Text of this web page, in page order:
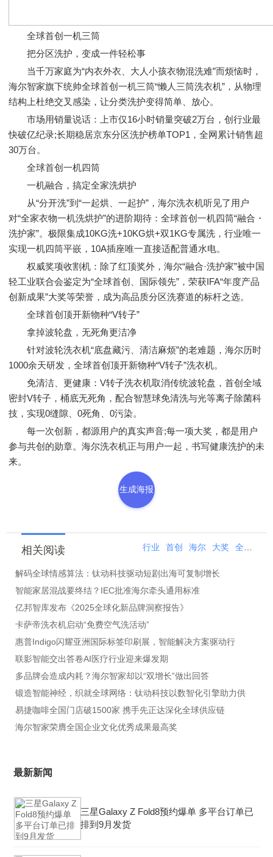
全球首创一机三筒
把分区洗护，变成一件轻松事
当千万家庭为“内衣外衣、大人小孩衣物混洗难”而烦恼时，
海尔智家旗下统帅全球首创一机三筒“懒人三筒洗衣机”，从物理
结构上杜绝交叉感染，让分类洗护变得简单、放心。
市场用销量说话：上市仅16小时销量突破2万台，创行业最
快破亿纪录;长期稳居京东分区洗护榜单TOP1，全网累计销售超
30万台。
全球首创一机四筒
一机融合，搞定全家洗烘护
从“分开洗”到“一起烘、一起护”，海尔洗衣机听见了用户
对“全家衣物一机洗烘护”的进阶期待：全球首创一机四筒“融合・
洗护家”。极限集成10KG洗+10KG烘+双1KG专属洗，行业唯一
实现一机四筒平嵌，10A插座唯一直接适配普通水电。
权威奖项收割机：除了红顶奖外，海尔“融合·洗护家”被中国
轻工业联合会鉴定为“全球首创、国际领先”，荣获IFA“年度产品
创新成果”大奖等荣誉，成为高品质分区洗赛道的标杆之选。
全球首创顶开新物种“V转子”
拿掉波轮盘，无死角更洁净
针对波轮洗衣机“底盘藏污、清洁麻烦”的老难题，海尔历时
1000余天研发，全球首创顶开新物种“V转子”洗衣机。
免清洁、更健康：V转子洗衣机取消传统波轮盘，首创全域
密封V转子，桶底无死角，配合智慧球免清洗与光等离子除菌科
技，实现0缝隙、0死角、0污染。
每一次创新，都源用户的真实声音;每一项大奖，都是用户
参与共创的勋章。海尔洗衣机正与用户一起，书写健康洗护的未
来。
生成海报
相关阅读 行业 首创 海尔 大奖 全球
解码全球情感算法：钛动科技驱动短剧出海可复制增长
智能家居混战要终结？IEC批准海尔牵头通用标准
亿邦智库发布《2025全球化新品牌洞察报告》
卡萨帝洗衣机启动“免费空气洗活动”
惠普Indigo闪耀亚洲国际标签印刷展，智能解决方案驱动行
联影智能交出答卷AI医疗行业迎来爆发期
多品牌会造成内耗？海尔智家却以“双增长”做出回答
锻造智能神经，织就全球网络：钛动科技以数智化引擎助力供
易捷咖啡全国门店破1500家 携手先正达深化全球供应链
海尔智家荣膺全国企业文化优秀成果最高奖
最新新闻
三星Galaxy Z Fold8预约爆单 多平台订单已
排到9月发货